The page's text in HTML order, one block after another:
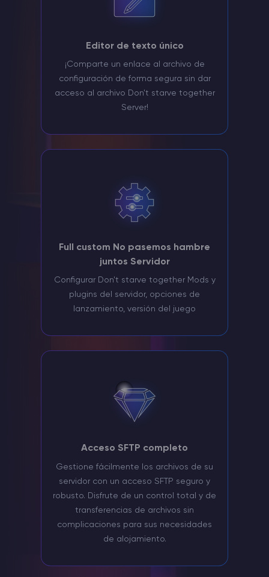
Editor de texto único
¡Comparte un enlace al archivo de
configuración de forma segura sin dar
acceso al archivo Don't starve together
Server!
Full custom No pasemos hambre
juntos Servidor
Configurar Don't starve together Mods y
plugins del servidor, opciones de
lanzamiento, versión del juego
Acceso SFTP completo
Gestione fácilmente los archivos de su
servidor con un acceso SFTP seguro y
robusto. Disfrute de un control total y de
transferencias de archivos sin
complicaciones para sus necesidades
de alojamiento.